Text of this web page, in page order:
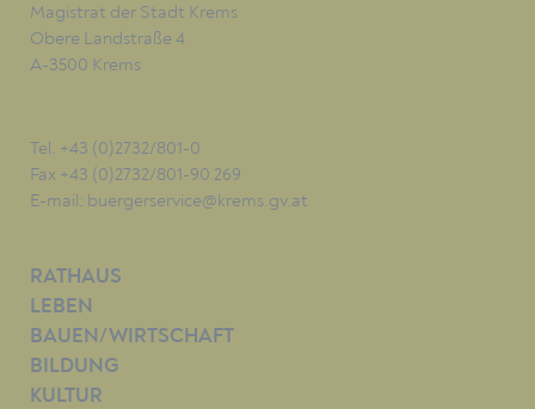
Magistrat der Stadt Krems
Obere Landstraße 4
A-3500 Krems
Tel. +43 (0)2732/801-0
Fax +43 (0)2732/801-90 269
E-mail: buergerservice@krems.gv.at
RATHAUS
LEBEN
BAUEN/WIRTSCHAFT
BILDUNG
KULTUR